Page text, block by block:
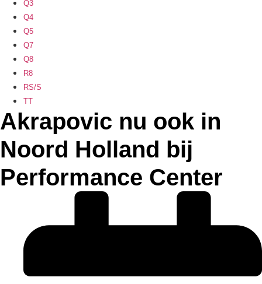
Q3
Q4
Q5
Q7
Q8
R8
RS/S
TT
Akrapovic nu ook in
Noord Holland bij
Performance Center